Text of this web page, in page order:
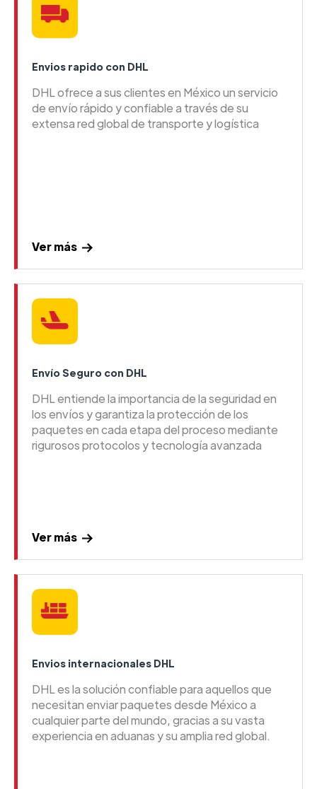
Envios rapido con DHL
DHL ofrece a sus clientes en México un servicio
de envío rápido y confiable a través de su
extensa red global de transporte y logística
Ver más
Envío Seguro con DHL
DHL entiende la importancia de la seguridad en
los envíos y garantiza la protección de los
paquetes en cada etapa del proceso mediante
rigurosos protocolos y tecnología avanzada
Ver más
Envios internacionales DHL
DHL es la solución confiable para aquellos que
necesitan enviar paquetes desde México a
cualquier parte del mundo, gracias a su vasta
experiencia en aduanas y su amplia red global.